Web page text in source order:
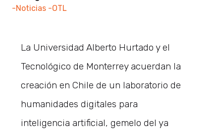
-Noticias -OTL
La Universidad Alberto Hurtado y el
Tecnológico de Monterrey acuerdan la
creación en Chile de un laboratorio de
humanidades digitales para
inteligencia artificial, gemelo del ya